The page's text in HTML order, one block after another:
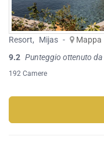
Resort, Mijas -
Mappa
9.2 Punteggio ottenuto
192 Camere